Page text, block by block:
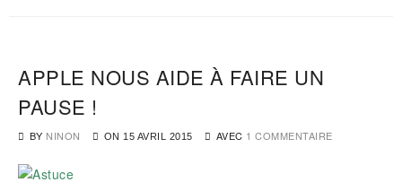
APPLE NOUS AIDE À FAIRE UN
PAUSE !
BY NINON ON 15 AVRIL 2015 AVEC 1 COMMENTAIRE